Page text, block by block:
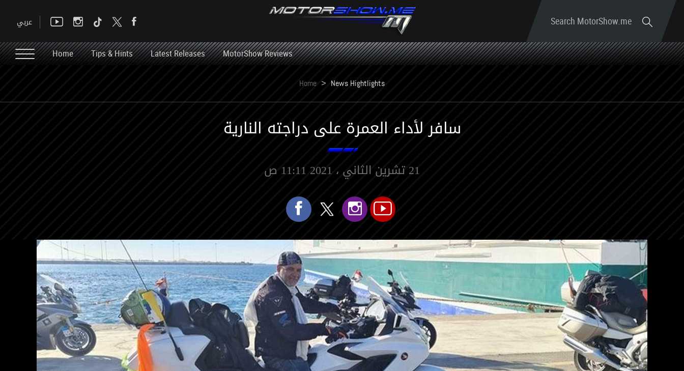
Search MotorShow.me
Home Tips & Hints Latest Releases MotorShow Reviews
Home > News Hightlights
سافر لأداء العمرة على دراجته النارية
21 تشرين الثاني ، 2021 11:11 ص